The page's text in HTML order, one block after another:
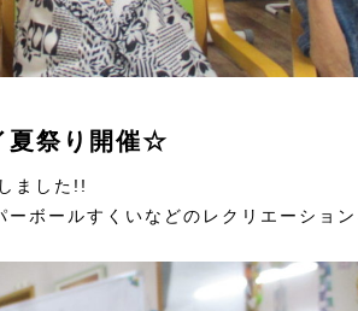
夏祭り開催☆
ました!!
ボールすくいなどのレクリエーショ